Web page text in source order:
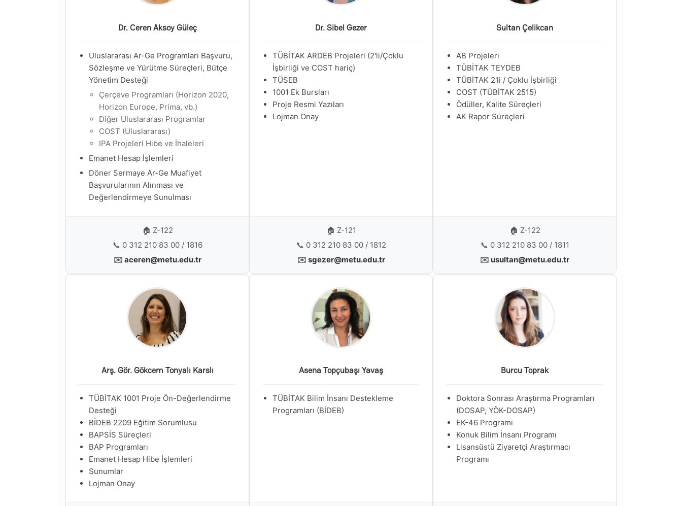
Dr. Ceren Aksoy Güleç
Uluslararası Ar-Ge Programları Başvuru,
Sözleşme ve Yürütme Süreçleri, Bütçe
Yönetim Desteği
Çerçeve Programları (Horizon 2020,
Horizon Europe, Prima, vb.)
Diğer Uluslararası Programlar
COST (Uluslararası)
IPA Projeleri Hibe ve İhaleleri
Emanet Hesap İşlemleri
Döner Sermaye Ar-Ge Muafiyet
Başvurularının Alınması ve
Değerlendirmeye Sunulması
🏠 Z-122
📞 0 312 210 83 00 / 1816
✉️ aceren@metu.edu.tr
Dr. Sibel Gezer
TÜBİTAK ARDEB Projeleri (2'li/Çoklu
İşbirliği ve COST hariç)
TÜSEB
1001 Ek Bursları
Proje Resmi Yazıları
Lojman Onay
🏠 Z-121
📞 0 312 210 83 00 / 1812
✉️ sgezer@metu.edu.tr
Sultan Çelikcan
AB Projeleri
TÜBİTAK TEYDEB
TÜBİTAK 2'li / Çoklu İşbirliği
COST (TÜBİTAK 2515)
Ödüller, Kalite Süreçleri
AK Rapor Süreçleri
🏠 Z-122
📞 0 312 210 83 00 / 1811
✉️ usultan@metu.edu.tr
Arş. Gör. Gökcem Tonyalı Karslı
TÜBİTAK 1001 Proje Ön-Değerlendirme
Desteği
BİDEB 2209 Eğitim Sorumlusu
BAPSİS Süreçleri
BAP Programları
Emanet Hesap Hibe İşlemleri
Sunumlar
Lojman Onay
Asena Topçubaşı Yavaş
TÜBİTAK Bilim İnsanı Destekleme
Programları (BİDEB)
Burcu Toprak
Doktora Sonrası Araştırma Programları
(DOSAP, YÖK-DOSAP)
EK-46 Programı
Konuk Bilim İnsanı Programı
Lisansüstü Ziyaretçi Araştırmacı
Programı